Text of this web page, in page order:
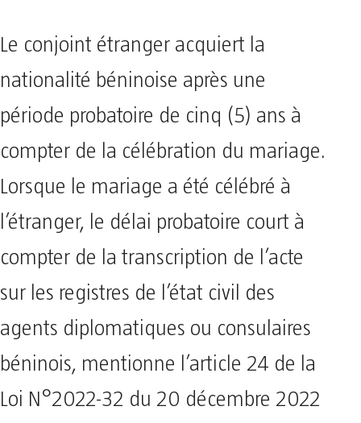
Le conjoint étranger acquiert la
nationalité béninoise après une
période probatoire de cinq (5) ans à
compter de la célébration du mariage.
Lorsque le mariage a été célébré à
l’étranger, le délai probatoire court à
compter de la transcription de l’acte
sur les registres de l’état civil des
agents diplomatiques ou consulaires
béninois, mentionne l’article 24 de la
Loi N°2022-32 du 20 décembre 2022